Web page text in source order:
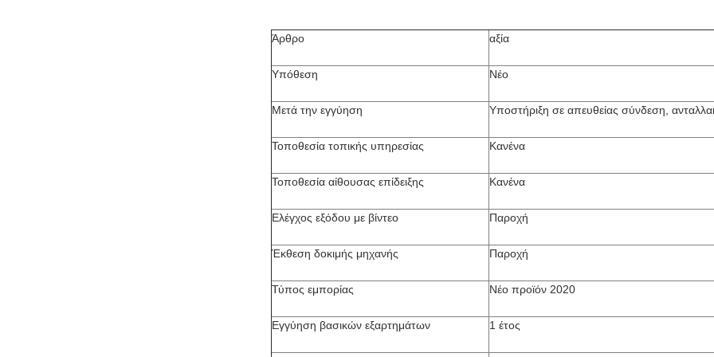
Άρθρο αξία
Υπόθεση Νέο
Μετά την εγγύηση Υποστήριξη σε απευθείας σύνδεση,
Τοποθεσία τοπικής υπηρεσίας Κανένα
Τοποθεσία αίθουσας επίδειξης Κανένα
Ελέγχος εξόδου με βίντεο Παροχή
Έκθεση δοκιμής μηχανής Παροχή
Τύπος εμπορίας Νέο προϊόν 2020
Εγγύηση βασικών εξαρτημάτων 1 έτος